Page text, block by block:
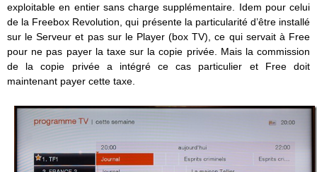
exploitable en entier sans charge supplémentaire. Idem pour celui
de la Freebox Revolution, qui présente la particularité d’être installé
sur le Serveur et pas sur le Player (box TV), ce qui servait à Free
pour ne pas payer la taxe sur la copie privée. Mais la commission
de la copie privée a intégré ce cas particulier et Free doit
maintenant payer cette taxe.